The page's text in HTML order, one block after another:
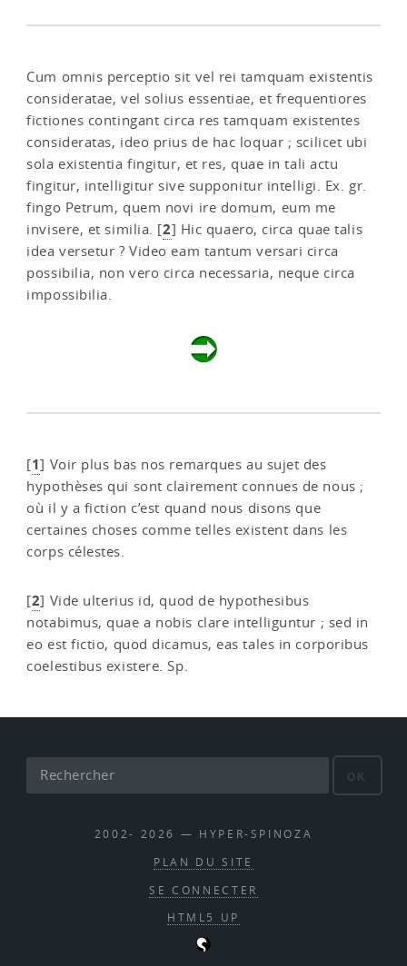
Cum omnis perceptio sit vel rei tamquam existentis
consideratae, vel solius essentiae, et frequentiores
fictiones contingant circa res tamquam existentes
consideratas, ideo prius de hac loquar ; scilicet ubi
sola existentia fingitur, et res, quae in tali actu
fingitur, intelligitur sive supponitur intelligi. Ex. gr.
fingo Petrum, quem novi ire domum, eum me
invisere, et similia. [2] Hic quaero, circa quae talis
idea versetur ? Video eam tantum versari circa
possibilia, non vero circa necessaria, neque circa
impossibilia.
[1] Voir plus bas nos remarques au sujet des
hypothèses qui sont clairement connues de nous ;
où il y a fiction c’est quand nous disons que
certaines choses comme telles existent dans les
corps célestes.
[2] Vide ulterius id, quod de hypothesibus
notabimus, quae a nobis clare intelliguntur ; sed in
eo est fictio, quod dicamus, eas tales in corporibus
coelestibus existere. Sp.
OK
2002- 2026 — HYPER-SPINOZA
PLAN DU SITE
SE CONNECTER
HTML5 UP